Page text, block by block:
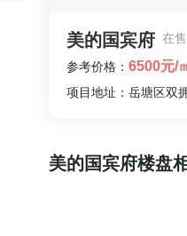
美的国宾府 在
参考价格： 6500元/
项目地址：岳塘区双
美的国宾府楼盘